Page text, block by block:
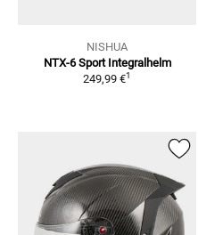
NISHUA
NTX-6 Sport Integralhelm
249,99 €1